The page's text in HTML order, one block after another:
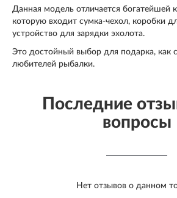
Данная модель отличается богатейшей
которую входит сумка-чехол, коробки
устройство для зарядки эхолота.
Это достойный выбор для подарка, как
любителей рыбалки.
Последние
вопросы
Нет отзывов о данном